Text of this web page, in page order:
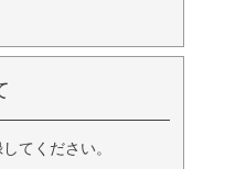
てください。